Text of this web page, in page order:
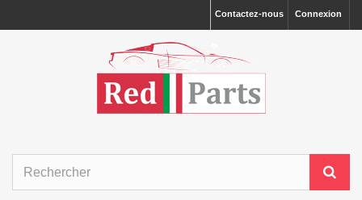
Connexion
Contactez-nous